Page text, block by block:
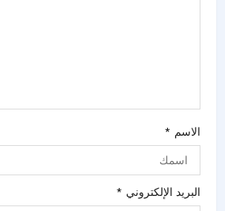
الاسم *
البريد الإلكتروني *